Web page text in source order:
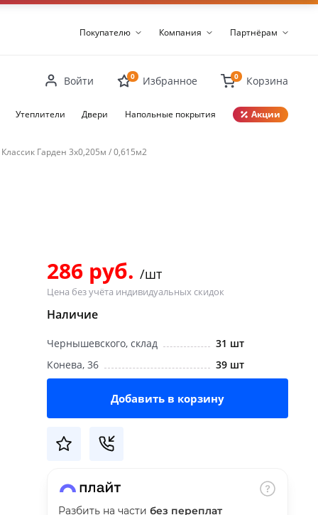
Покупателю Компания Партнёрам
Войти 0 Избранное 0 Корзина
Утеплители Двери Напольные покрытия Акции
Гарден 3х0,205м / 0,615м2
286 руб. /шт
Цена без учёта индивидуальных скидок
Наличие
Чернышевского, склад
31 шт
Конева, 36
39 шт
Добавить в корзину
Разбить на частибез переплат